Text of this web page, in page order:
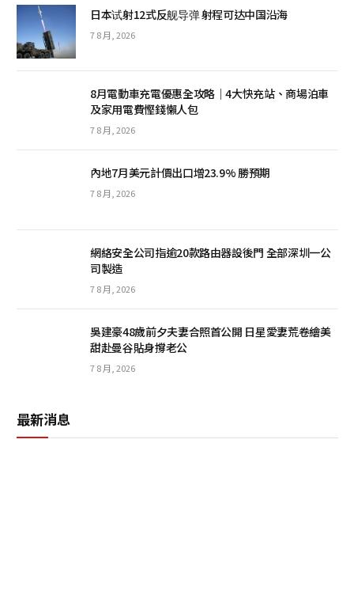
日本试射12式反舰导弹 射程可达中国沿海
7 8 月, 2026
8月電動車充電優惠全攻略｜4大快充站、商場泊車
及家用電費慳錢懶人包
7 8 月, 2026
內地7月美元計價出口增23.9% 勝預期
7 8 月, 2026
網絡安全公司指逾20款路由器設後門 全部深圳一公
司製造
7 8 月, 2026
吳建豪48歲前夕夫妻合照首公開 日星愛妻荒卷繪美
甜赴曼谷貼身撐老公
7 8 月, 2026
最新消息